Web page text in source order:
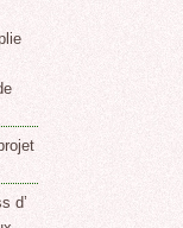
d’